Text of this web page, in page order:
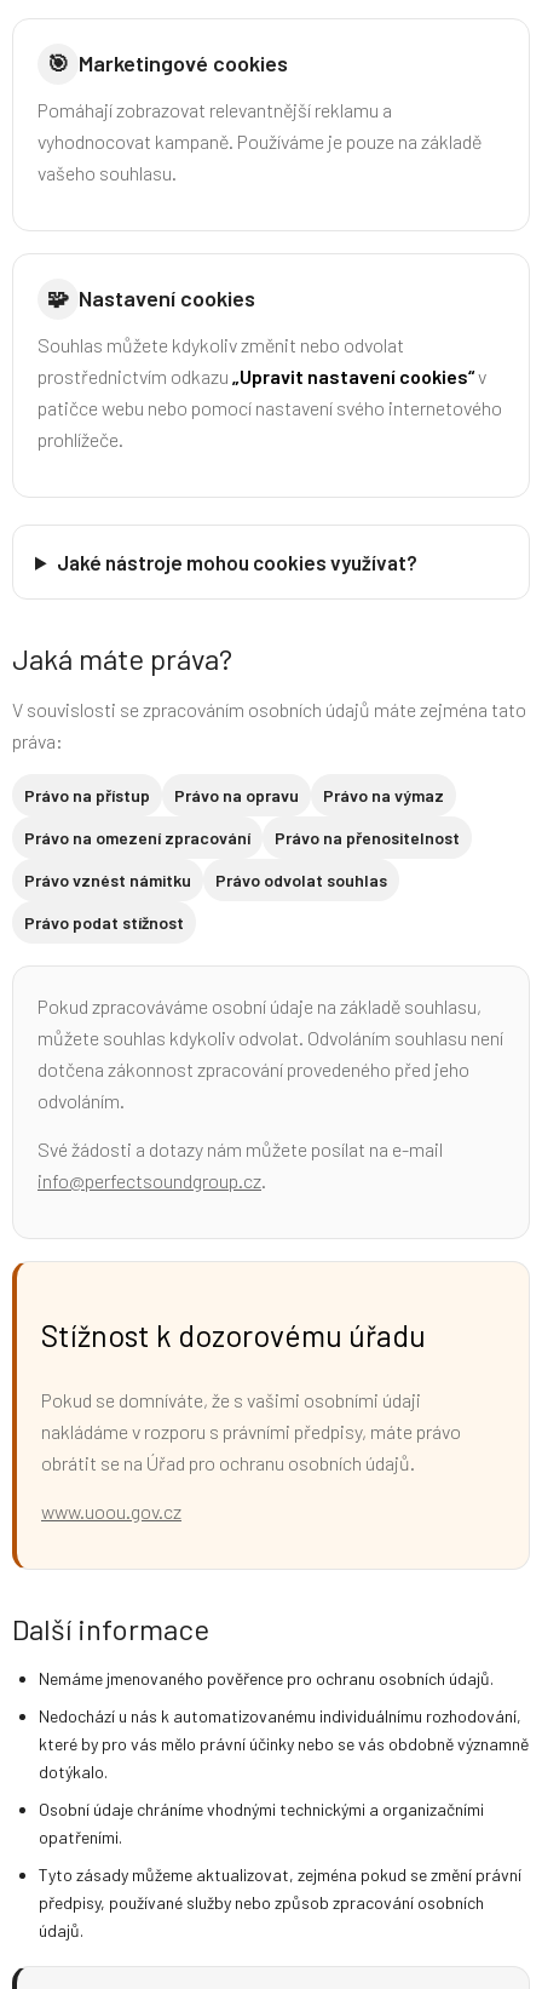
🎯 Marketingové cookies
Pomáhají zobrazovat relevantnější reklamu a
vyhodnocovat kampaně. Používáme je pouze na základě
vašeho souhlasu.
🧩 Nastavení cookies
Souhlas můžete kdykoliv změnit nebo odvolat
prostřednictvím odkazu „Upravit nastavení cookies“v
patičce webu nebo pomocí nastavení svého internetového
prohlížeče.
Jaké nástroje mohou cookies využívat?
Jaká máte práva?
V souvislosti se zpracováním osobních údajů máte zejména tato
práva:
Právo na přístup Právo na opravu Právo na výmaz
Právo na omezení zpracování Právo na přenositelnost
Právo vznést námitku Právo odvolat souhlas
Právo podat stížnost
Pokud zpracováváme osobní údaje na základě souhlasu,
můžete souhlas kdykoliv odvolat. Odvoláním souhlasu není
dotčena zákonnost zpracování provedeného před jeho
odvoláním.
Své žádosti a dotazy nám můžete posílat na e-mail
info@perfectsoundgroup.cz.
Stížnost k dozorovému úřadu
Pokud se domníváte, že s vašimi osobními údaji
nakládáme v rozporu s právními předpisy, máte právo
obrátit se na Úřad pro ochranu osobních údajů.
www.uoou.gov.cz
Další informace
Nemáme jmenovaného pověřence pro ochranu osobních údajů.
Nedochází u nás k automatizovanému individuálnímu rozhodování,
které by pro vás mělo právní účinky nebo se vás obdobně významně
dotýkalo.
Osobní údaje chráníme vhodnými technickými a organizačními
opatřeními.
Tyto zásady můžeme aktualizovat, zejména pokud se změní právní
předpisy, používané služby nebo způsob zpracování osobních
údajů.